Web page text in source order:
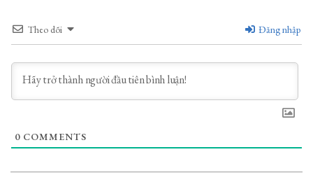
Theo dõi Đăng nhập
0 COMMENTS